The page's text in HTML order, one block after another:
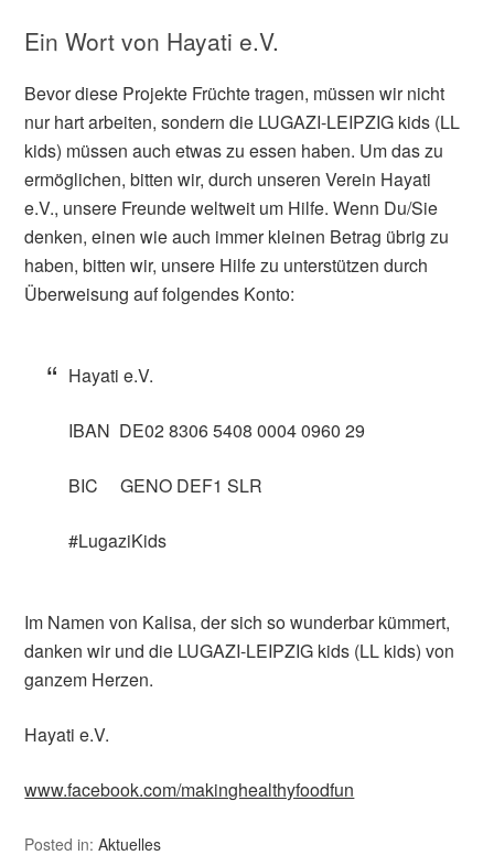
Ein Wort von Hayati e.V.
Bevor diese Projekte Früchte tragen, müssen wir nicht
nur hart arbeiten, sondern die LUGAZI-LEIPZIG kids (LL
kids) müssen auch etwas zu essen haben. Um das zu
ermöglichen, bitten wir, durch unseren Verein Hayati
e.V., unsere Freunde weltweit um Hilfe. Wenn Du/Sie
denken, einen wie auch immer kleinen Betrag übrig zu
haben, bitten wir, unsere Hilfe zu unterstützen durch
Überweisung auf folgendes Konto:
Hayati e.V.
IBAN DE02 8306 5408 0004 0960 29
BIC GENO DEF1 SLR
#LugaziKids
Im Namen von Kalisa, der sich so wunderbar kümmert,
danken wir und die LUGAZI-LEIPZIG kids (LL kids) von
ganzem Herzen.
Hayati e.V.
www.facebook.com/makinghealthyfoodfun
Posted in:Aktuelles